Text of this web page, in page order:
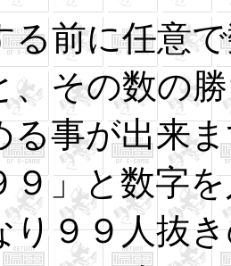
る前に任意
、その数の
る事が出来
９」と数字
り９９人抜